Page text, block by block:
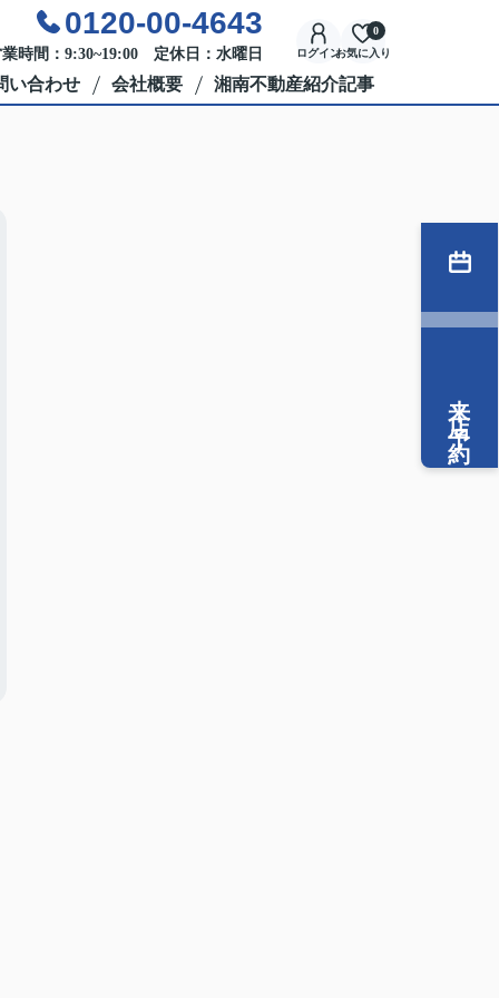
0120-00-4643
時間：9:30~19:00 定休日：水曜日 ログインお気に入り
0
い合わせ 会社概要 湘南不動産紹介記事
来店予約